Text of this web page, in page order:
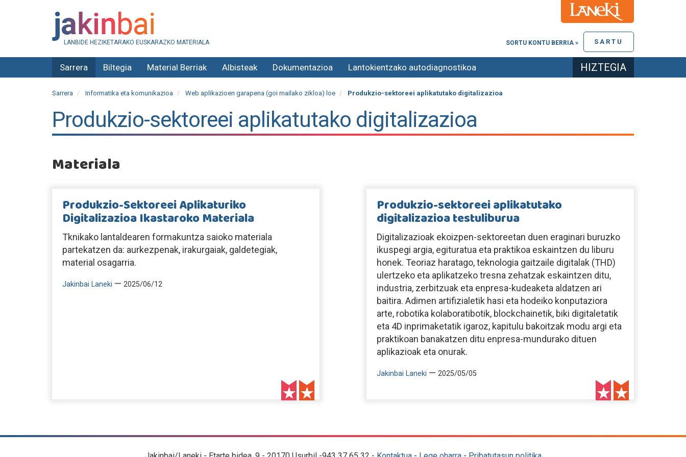
LANBIDE HEZIKETARAKO EUSKARAZKO MATERIALA SARTU
SORTU KONTU BERRIA »
Sarrera Biltegia Material Berriak Albisteak Dokumentazioa Lantokientzako autodiagnostikoa HIZTEGIA
Sarrera Informatika eta komunikazioa Web aplikazioen garapena (goi mailako zikloa) loe Produkzio-sektoreei aplikatutako digitalizazioa
Produkzio-sektoreei aplikatutako digitalizazioa
Materiala
Produkzio-Sektoreei Aplikaturiko
Digitalizazioa Ikastaroko Materiala
Tknikako lantaldearen formakuntza saioko materiala
partekatzen da: aurkezpenak, irakurgaiak, galdetegiak,
material osagarria.
Jakinbai Laneki — 2025/06/12
Produkzio-sektoreei aplikatutako
digitalizazioa testuliburua
Digitalizazioak ekoizpen-sektoreetan duen eraginari buruzko
ikuspegi argia, egituratua eta praktikoa eskaintzen du liburu
honek. Teoriaz haratago, teknologia gaitzaile digitalak (THD)
ulertzeko eta aplikatzeko tresna zehatzak eskaintzen ditu,
industria, zerbitzuak eta enpresa-kudeaketa aldatzen ari
baitira. Adimen artifizialetik hasi eta hodeiko konputaziora
arte, robotika kolaboratibotik, blockchainetik, biki digitaletatik
eta 4D inprimaketatik igaroz, kapitulu bakoitzak modu argi eta
praktikoan banakatzen ditu enpresa-mundurako dituen
aplikazioak eta onurak.
Jakinbai Laneki — 2025/05/05